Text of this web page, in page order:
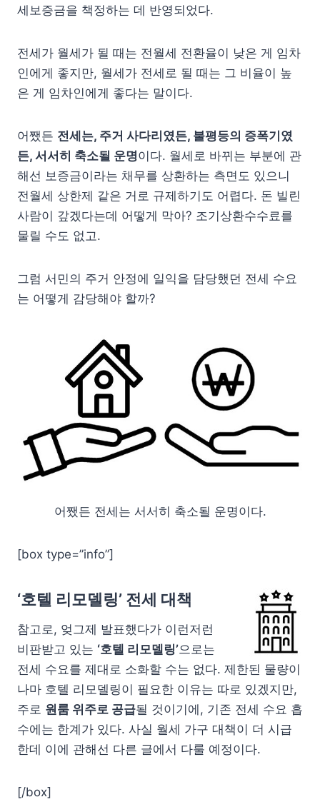
세보증금을 책정하는 데 반영되었다.
전세가 월세가 될 때는 전월세 전환율이 낮은 게 임차
인에게 좋지만, 월세가 전세로 될 때는 그 비율이 높
은 게 임차인에게 좋다는 말이다.
어쨌든 전세는, 주거 사다리였든, 불평등의 증폭기였
든, 서서히 축소될 운명이다. 월세로 바뀌는 부분에 관
해선 보증금이라는 채무를 상환하는 측면도 있으니
전월세 상한제 같은 거로 규제하기도 어렵다. 돈 빌린
사람이 갚겠다는데 어떻게 막아? 조기상환수수료를
물릴 수도 없고.
그럼 서민의 주거 안정에 일익을 담당했던 전세 수요
는 어떻게 감당해야 할까?
어쨌든 전세는 서서히 축소될 운명이다.
[box type=”info”]
‘호텔 리모델링’ 전세 대책
참고로, 엊그제 발표했다가 이런저런
비판받고 있는 ‘호텔 리모델링’으로는
전세 수요를 제대로 소화할 수는 없다. 제한된 물량이
나마 호텔 리모델링이 필요한 이유는 따로 있겠지만,
주로 원룸 위주로 공급될 것이기에, 기존 전세 수요 흡
수에는 한계가 있다. 사실 월세 가구 대책이 더 시급
한데 이에 관해선 다른 글에서 다룰 예정이다.
[/box]